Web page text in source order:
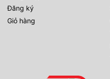
Đăng ký
Giỏ hàng